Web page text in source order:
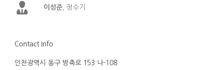
이성준 정수기
Contact Info
인천광역시 동구 방축로 153 나-108